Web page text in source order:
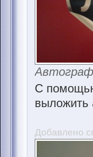
С
выложить
Добавлено